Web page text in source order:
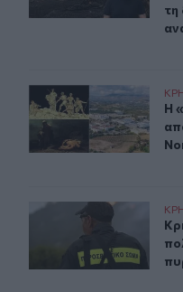
τη
Η «Αντιγόνη» του
Η
Η
Κρήτη: Και την